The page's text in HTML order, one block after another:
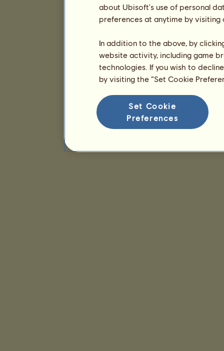
about Ubisoft's use of personal
preferences at anytime by
In addition to the above, by
website activity, including game
technologies. If you wish to
by visiting the “Set Cookie
Set Cookie
Preferences